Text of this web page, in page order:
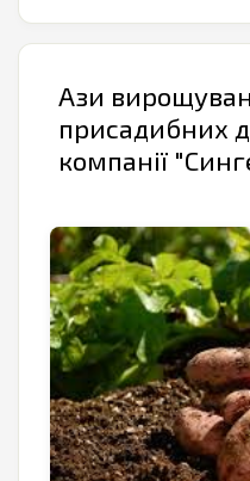
Ази
присадибних
компанії